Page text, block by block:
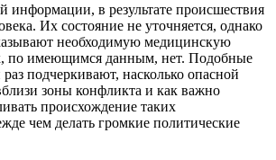
информации, в результате происшествия
Их состояние не уточняется, однако
необходимую медицинскую
по имеющимся данным, нет. Подобные
подчеркивают, насколько опасной
зоны конфликта и как важно
происхождение таких
чем делать громкие политические